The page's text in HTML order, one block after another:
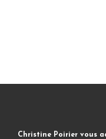
Christine Poirier vous